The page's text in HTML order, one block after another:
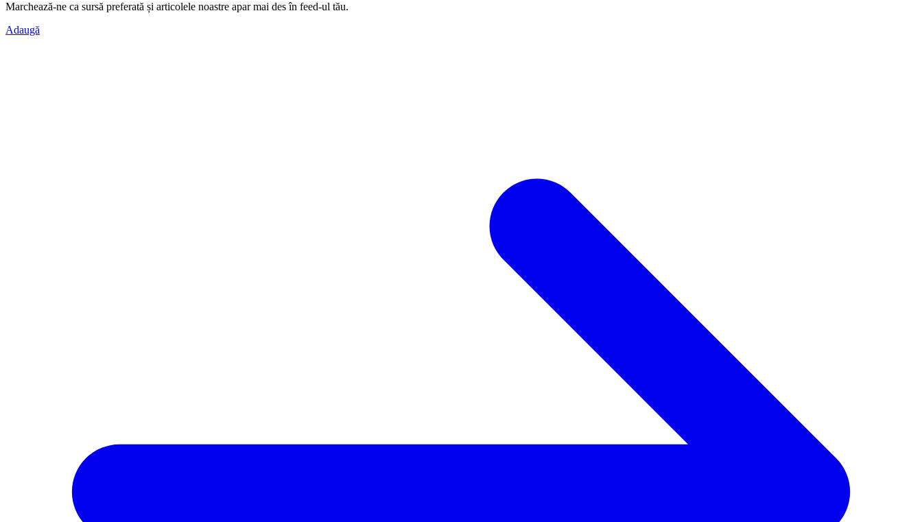
Marchează-ne ca sursă preferată și articolele noastre apar mai des în feed-ul tău.
Adaugă